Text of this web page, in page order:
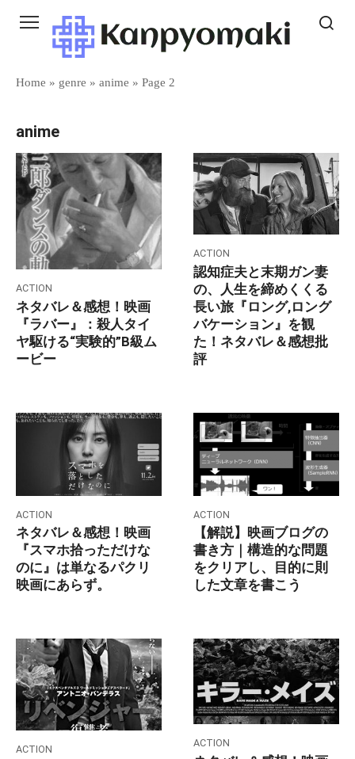
Home » genre » anime » Page 2
anime
ACTION
ネタバレ＆感想！映画
『ラバー』：殺人タイ
ヤ駆ける“実験的”B級ム
ービー
ACTION
認知症夫と末期ガン妻
の、人生を締めくくる
長い旅『ロング,ロング
バケーション』を観
た！ネタバレ＆感想批
評
ACTION
ネタバレ＆感想！映画
『スマホ拾っただけな
のに』は単なるパクリ
映画にあらず。
ACTION
【解説】映画ブログの
書き方｜構造的な問題
をクリアし、目的に則
した文章を書こう
ACTION
ACTION